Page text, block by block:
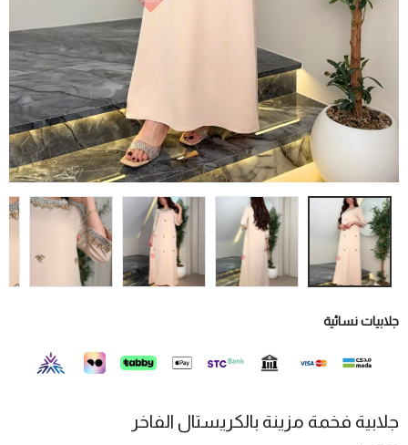
جلابية فخمة مزينة بالكريستال الفاخر
جلابيات نسائية